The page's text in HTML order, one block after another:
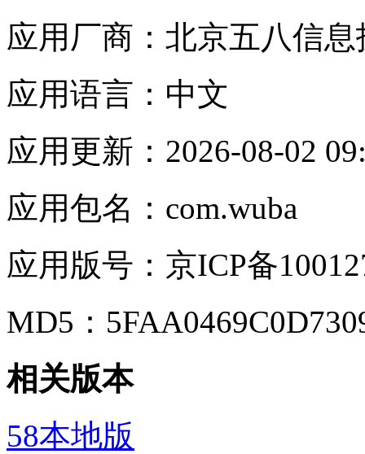
应用厂商： 北京五八信
应用语言： 中文
应用更新： 2026-08-02
应用包名： com.wuba
应用版号： 京ICP备
MD5：
相关版本
58本地版